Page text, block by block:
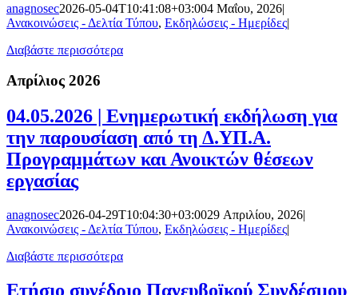
anagnosec2026-05-04T10:41:08+03:004 Μαΐου, 2026|
Ανακοινώσεις - Δελτία Τύπου, Εκδηλώσεις - Ημερίδες|
Διαβάστε περισσότερα
Απρίλιος 2026
04.05.2026 | Ενημερωτική εκδήλωση για
την παρουσίαση από τη Δ.ΥΠ.Α.
Προγραμμάτων και Ανοικτών θέσεων
εργασίας
anagnosec2026-04-29T10:04:30+03:0029 Απριλίου, 2026|
Ανακοινώσεις - Δελτία Τύπου, Εκδηλώσεις - Ημερίδες|
Διαβάστε περισσότερα
Ετήσιο συνέδριο Πανευβοϊκού Συνδέσμου